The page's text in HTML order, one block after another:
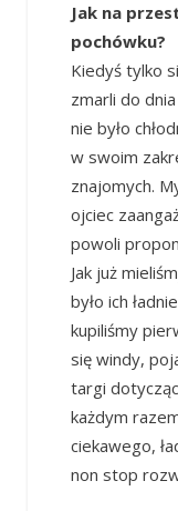
Jak na
pochówku?
Kiedyś tylko
zmarli do
nie było
w swoim
znajomych.
ojciec
powoli
Jak już
było ich
kupiliśmy
się windy,
targi
każdym
ciekawego,
non stop